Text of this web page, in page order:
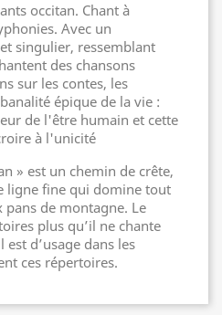
occitan. Chant à
Avec un
singulier, ressemblant
des chansons
sur les contes, les
épique de la vie :
de l'être humain et cette
à l'unicité
» est un chemin de crête,
ligne fine qui domine tout
de montagne. Le
plus qu’il ne chante
d’usage dans les
ces répertoires.